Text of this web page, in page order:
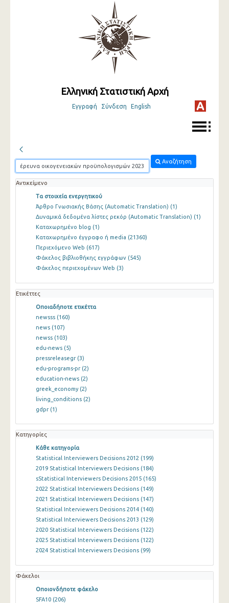
Ελληνική Στατιστική Αρχή
Εγγραφή Σύνδεση English
Αναζήτηση
Αντικείμενο
Τα στοιχεία ενεργητικού
Άρθρο Γνωσιακής Βάσης (Automatic Translation) (1)
Δυναμικά δεδομένα λίστες ρεκόρ (Automatic Translation) (1)
Καταχωρημένο blog (1)
Καταχωρημένο έγγραφο ή media (21360)
Περιεχόμενο Web (617)
Φάκελος βιβλιοθήκης εγγράφων (545)
Φάκελος περιεχομένων Web (3)
Ετικέττες
Οποιαδήποτε ετικέττα
newsss (160)
news (107)
newss (103)
edu-news (5)
pressreleasegr (3)
edu-programs-pr (2)
education-news (2)
greek_economy (2)
living_conditions (2)
gdpr (1)
Κατηγορίες
Κάθε κατηγορία
Statistical Interviewers Decisions 2012 (199)
2019 Statistical Interviewers Decisions (184)
sStatistical Interviewers Decisions 2015 (165)
2022 Statistical Interviewers Decisions (149)
2021 Statistical Interviewers Decisions (147)
Statistical Interviewers Decisions 2014 (140)
Statistical Interviewers Decisions 2013 (129)
2020 Statistical Interviewers Decisions (122)
2025 Statistical Interviewers Decisions (122)
2024 Statistical Interviewers Decisions (99)
Φάκελοι
Οποιονδήποτε φάκελο
SFA10 (206)